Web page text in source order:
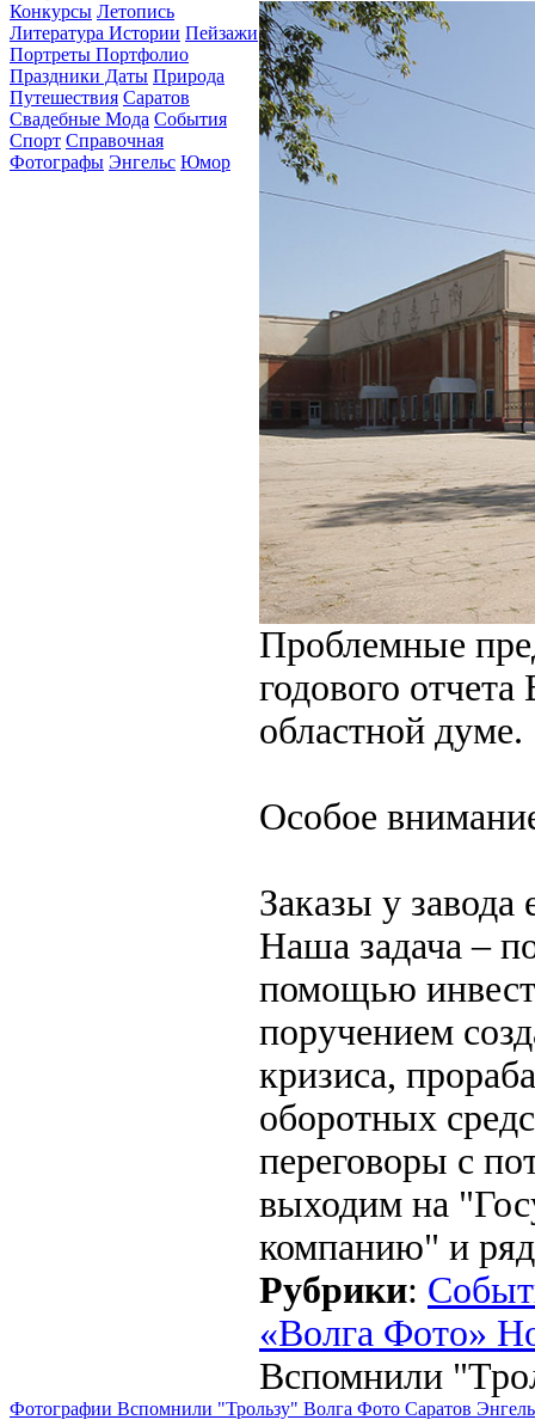
Конкурсы Летопись
Литература Истории Пейзажи
Портреты Портфолио
Праздники Даты Природа
Путешествия Саратов
Свадебные Мода События
Спорт Справочная
Фотографы Энгельс Юмор
Проблемные
годового
областной думе.
Особое
Заказы у завода
Наша задача –
помощью
поручением
кризиса,
оборотных
переговоры с
выходим на
компанию" и
Рубрики:
«Волга Фото»
Вспомнили
Фотографии Вспомнили "Трользу" Волга Фото Саратов